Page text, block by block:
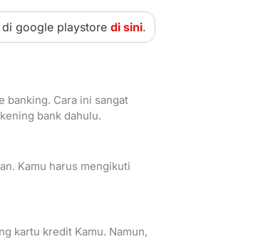
di google playstore di sini.
banking. Cara ini sangat
bank dahulu.
Kamu harus mengikuti
kartu kredit Kamu. Namun,